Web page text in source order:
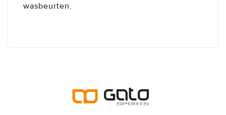
wasbeurten.